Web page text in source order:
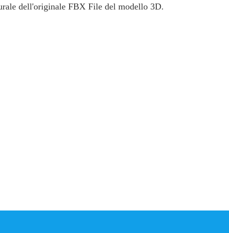
dell'originale FBX File del modello 3D.